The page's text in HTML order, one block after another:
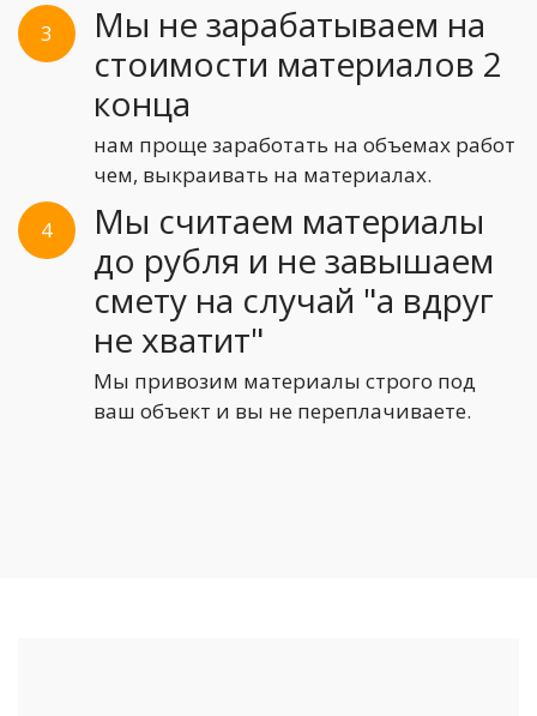
3
Мы не зарабатываем на
стоимости материалов 2
конца
нам проще заработать на объемах работ
чем, выкраивать на материалах.
4
Мы считаем материалы
до рубля и не завышаем
смету на случай "а вдруг
не хватит"
Мы привозим материалы строго под
ваш объект и вы не переплачиваете.